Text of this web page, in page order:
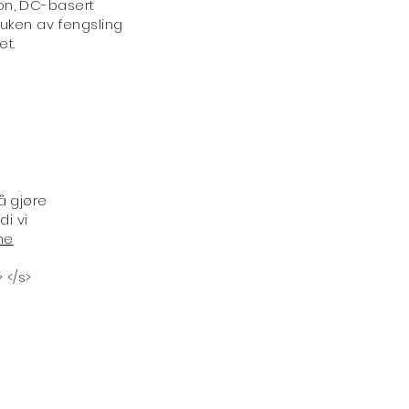
DC-basert
av fengsling
gjøre
vi
</s>